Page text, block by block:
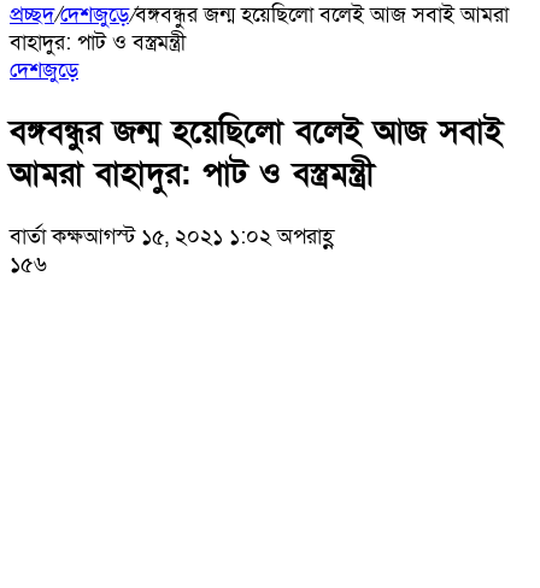
প্রচ্ছদ/দেশজুড়ে/বঙ্গবন্ধুর জন্ম হয়েছিলো বলেই আজ সবাই আমরা
বাহাদুর: পাট ও বস্ত্রমন্ত্রী
দেশজুড়ে
বঙ্গবন্ধুর জন্ম হয়েছিলো বলেই আজ সবাই
আমরা বাহাদুর: পাট ও বস্ত্রমন্ত্রী
বার্তা কক্ষআগস্ট ১৫, ২০২১ ১:০২ অপরাহ্ণ
১৫৬